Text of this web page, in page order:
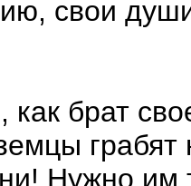
свои
брат
грабят
Нужно им